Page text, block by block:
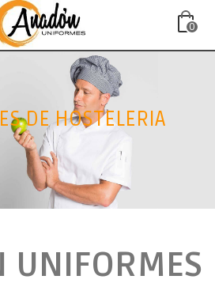
0
DE HOSTELERIA
UNIFORMES